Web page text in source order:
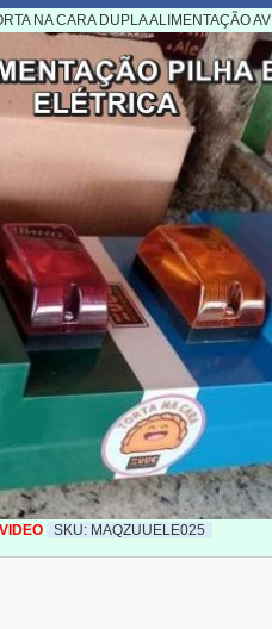
NA CARA DUPLA ALIMENTAÇÃO AV
VIDEO SKU: MAQZUUELE025